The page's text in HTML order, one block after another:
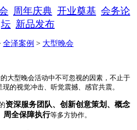
周年庆典 开业奠基 会务论
坛 新品发布
全泽案例 > 大型晚会
大型晚会活动中不可忽视的因素，不止于
的视觉冲击、听觉震撼、感官共震。
资深服务团队、创新创意策划、概念
周全保障执行等多方协作。